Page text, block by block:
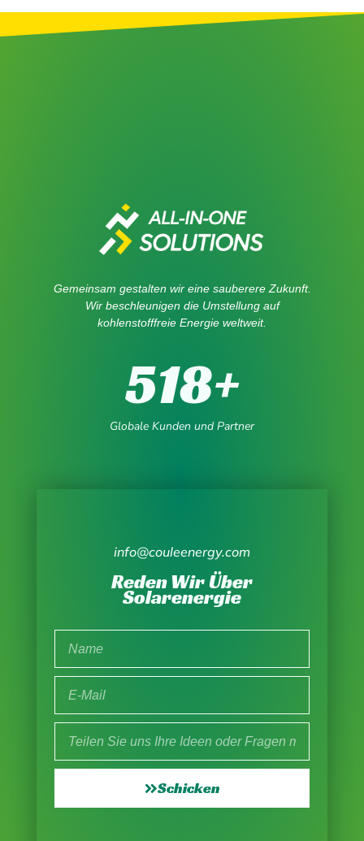
Gemeinsam gestalten wir eine sauberere Zukunft.
Wir beschleunigen die Umstellung auf
kohlenstofffreie Energie weltweit.
Globale Kunden und Partner
518+
info@couleenergy.com
Reden Wir Über
Solarenergie
Schicken